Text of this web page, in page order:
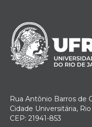
Rua Antônio Barros de
Cidade Universitária,
CEP: 21941-853